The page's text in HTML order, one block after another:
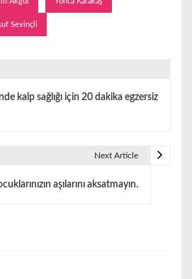
Sevinçli
kalp sağlığı için 20 dakika egzersiz
Next Article
aşılarını aksatmayın.